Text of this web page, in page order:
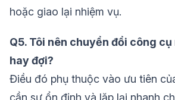
hoặc giao lại nhiệm vụ.
Q5. Tôi nên chuyển đổi công cụ
hay đợi?
Điều đó phụ thuộc vào ưu tiên
cần sự ổn định và lặp lại nhanh